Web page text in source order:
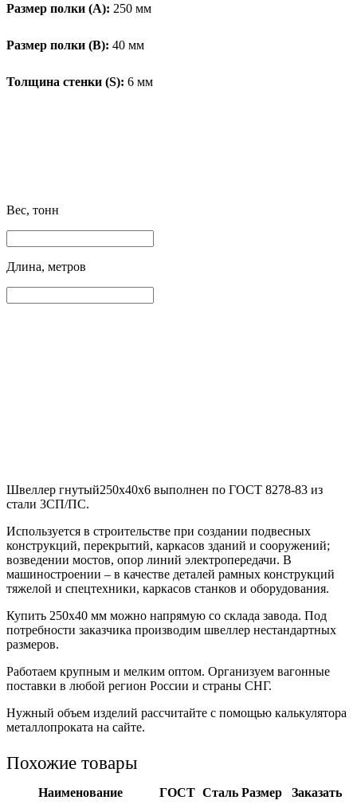
Размер полки (А): 250 мм
Размер полки (В): 40 мм
Толщина стенки (S): 6 мм
Вес, тонн
Длина, метров
Швеллер гнутый250х40х6 выполнен по ГОСТ 8278-83 из
стали 3СП/ПС.
Используется в строительстве при создании подвесных
конструкций, перекрытий, каркасов зданий и сооружений;
возведении мостов, опор линий электропередачи. В
машиностроении – в качестве деталей рамных конструкций
тяжелой и спецтехники, каркасов станков и оборудования.
Купить 250х40 мм можно напрямую со склада завода. Под
потребности заказчика производим швеллер нестандартных
размеров.
Работаем крупным и мелким оптом. Организуем вагонные
поставки в любой регион России и страны СНГ.
Нужный объем изделий рассчитайте с помощью калькулятора
металлопроката на сайте.
Похожие товары
Наименование ГОСТ Сталь Размер
Заказать